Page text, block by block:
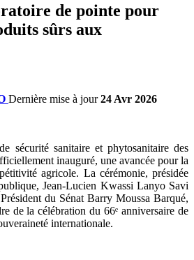
de pointe pour
sûrs aux
Dernière mise à jour24 Avr 2026
sécurité sanitaire et phytosanitaire des
inauguré, une avancée pour la
agricole. La cérémonie, présidée
Jean-Lucien Kwassi Lanyo Savi
du Sénat Barry Moussa Barqué,
de la célébration du 66ᵉ anniversaire de
internationale.